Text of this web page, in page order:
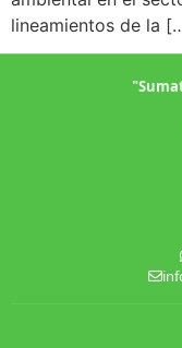
lineamientos de la